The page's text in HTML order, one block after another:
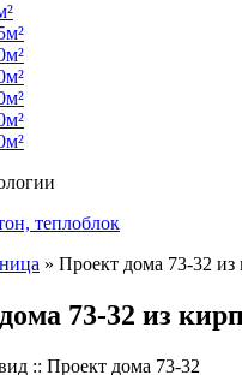
теплоблок
» Проект дома 73-32
73-32 из